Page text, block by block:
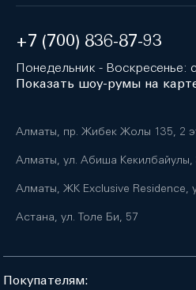
+7 (700) 836-87-93
Понедельник - Воскресенье:
Показать шоу-румы на
Алматы, пр. Жибек Жолы 135, 2
Алматы, ул. Абиша Кекилбайулы,
Алматы, ЖК Exclusive Residence,
Астана, ул. Толе Би, 57
Покупателям: